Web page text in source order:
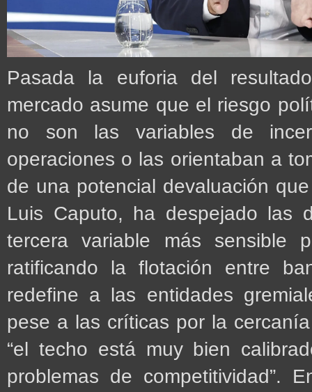
Pasada la euforia del
mercado asume que el riesgo
no son las variables de
operaciones o las orientaban a
de una potencial devaluación
Luis Caputo, ha despejado las
tercera variable más sensible
ratificando la flotación entre
redefine a las entidades
pese a las críticas por la
“el techo está muy bien
problemas de competitividad”.